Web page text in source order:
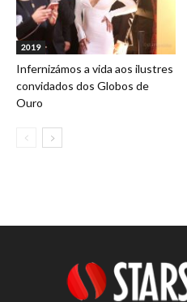
2019
Infernizámos a vida aos ilustres
convidados dos Globos de
Ouro